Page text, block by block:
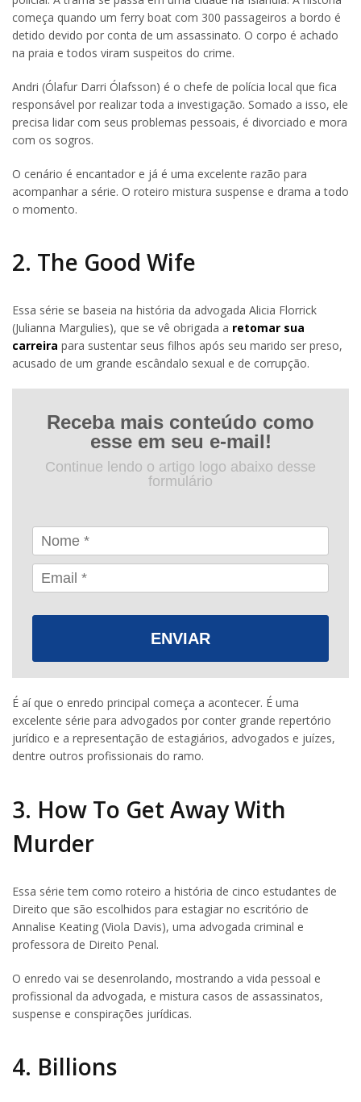
começa quando um ferry boat com 300 passageiros a bordo é
detido devido por conta de um assassinato. O corpo é achado
na praia e todos viram suspeitos do crime.
Andri (Ólafur Darri Ólafsson) é o chefe de polícia local que fica
responsável por realizar toda a investigação. Somado a isso, ele
precisa lidar com seus problemas pessoais, é divorciado e mora
com os sogros.
O cenário é encantador e já é uma excelente razão para
acompanhar a série. O roteiro mistura suspense e drama a todo
o momento.
2. The Good Wife
Essa série se baseia na história da advogada Alicia Florrick
(Julianna Margulies), que se vê obrigada a retomar sua
carreira para sustentar seus filhos após seu marido ser preso,
acusado de um grande escândalo sexual e de corrupção.
Receba mais conteúdo como
esse em seu e-mail!
Continue lendo o artigo logo abaixo desse
formulário
ENVIAR
É aí que o enredo principal começa a acontecer. É uma
excelente série para advogados por conter grande repertório
jurídico e a representação de estagiários, advogados e juízes,
dentre outros profissionais do ramo.
3. How To Get Away With
Murder
Essa série tem como roteiro a história de cinco estudantes de
Direito que são escolhidos para estagiar no escritório de
Annalise Keating (Viola Davis), uma advogada criminal e
professora de Direito Penal.
O enredo vai se desenrolando, mostrando a vida pessoal e
profissional da advogada, e mistura casos de assassinatos,
suspense e conspirações jurídicas.
4. Billions